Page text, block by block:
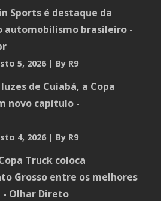
Sports é destaque da
automobilismo brasileiro -
5, 2026 By R9
de Cuiabá, a Copa
novo capítulo -
4, 2026 By R9
Truck coloca
Grosso entre os melhores
- Olhar Direto